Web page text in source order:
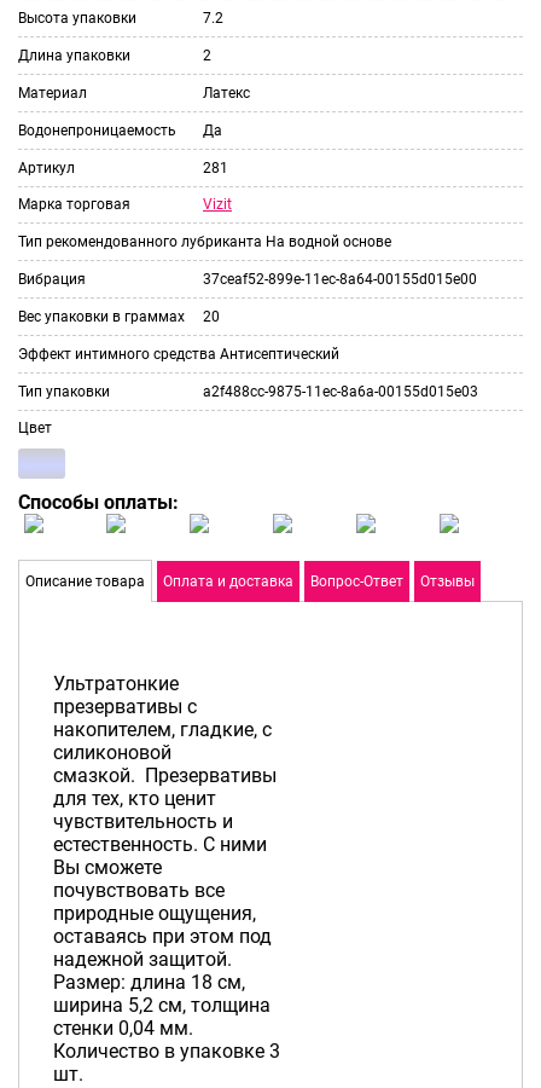
Высота упаковки 7.2
Длина упаковки 2
Материал Латекс
Водонепроницаемость Да
Артикул 281
Марка торговая Vizit
Тип рекомендованного лубриканта На водной основе
Вибрация 37ceaf52-899e-11ec-8a64-00155d015e00
Вес упаковки в граммах 20
Эффект интимного средства Антисептический
Тип упаковки a2f488cc-9875-11ec-8a6a-00155d015e03
Цвет
Способы оплаты:
Описание товара Оплата и доставка Вопрос-Ответ Отзывы
Ультратонкие
презервативы с
накопителем, гладкие, с
силиконовой
смазкой. Презервативы
для тех, кто ценит
чувствительность и
естественность. С ними
Вы сможете
почувствовать все
природные ощущения,
оставаясь при этом под
надежной защитой.
Размер: длина 18 см,
ширина 5,2 см, толщина
стенки 0,04 мм.
Количество в упаковке 3
шт.